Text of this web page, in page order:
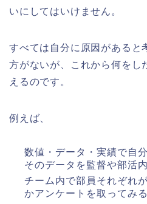
いにしてはいけません。
すべては自分に原因があると
方がないが、これから何をし
えるのです。
例えば、
数値・データ・実績で自
そのデータを監督や部活
チーム内で部員それぞれ
かアンケートを取ってみる